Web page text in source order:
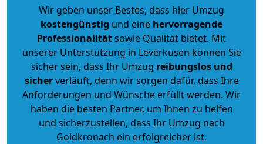
Wir geben unser Bestes, dass hier Umzug
kostengünstig und eine hervorragende
Professionalitätsowie Qualität bietet. Mit
unserer Unterstützung in Leverkusen können Sie
sicher sein, dass Ihr Umzug reibungslos und
sicherverläuft, denn wir sorgen dafür, dass Ihre
Anforderungen und Wünsche erfüllt werden. Wir
haben die besten Partner, um Ihnen zu helfen
und sicherzustellen, dass Ihr Umzug nach
Goldkronach ein erfolgreicher ist.